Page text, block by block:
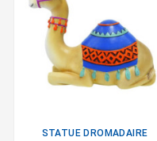
STATUE DROMADAIRE